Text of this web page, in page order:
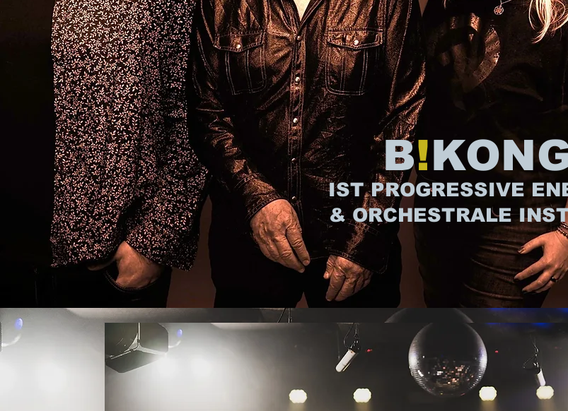
B!
IST PROGRESSIVE
& ORCHESTRALE